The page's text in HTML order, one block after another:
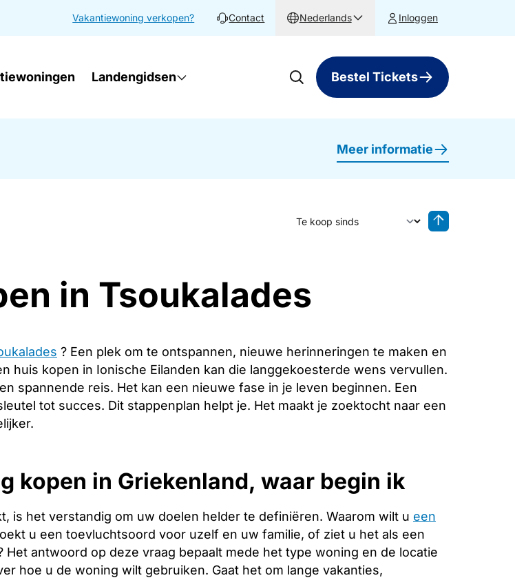
Vakantiewoning verkopen? Contact Nederlands Inloggen
Landengidsen Bestel Tickets
Meer informatie
Sorteer op
in Tsoukalades
? Een plek om te ontspannen, nieuwe herinneringen te maken en
huis kopen in Ionische Eilanden kan die langgekoesterde wens vervullen.
spannende reis. Het kan een nieuwe fase in je leven beginnen. Een
tot succes. Dit stappenplan helpt je. Het maakt je zoektocht naar een
kopen in Griekenland, waar begin ik
is het verstandig om uw doelen helder te definiëren. Waarom wilt u een
u een toevluchtsoord voor uzelf en uw familie, of ziet u het als een
antwoord op deze vraag bepaalt mede het type woning en de locatie
hoe u de woning wilt gebruiken. Gaat het om lange vakanties,